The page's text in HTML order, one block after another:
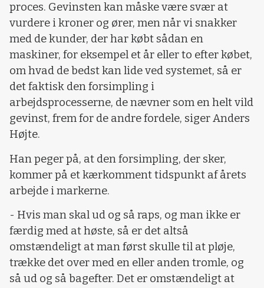
proces. Gevinsten kan måske være svær at
vurdere i kroner og ører, men når vi snakker
med de kunder, der har købt sådan en
maskiner, for eksempel et år eller to efter købet,
om hvad de bedst kan lide ved systemet, så er
det faktisk den forsimpling i
arbejdsprocesserne, de nævner som en helt vild
gevinst, frem for de andre fordele, siger Anders
Højte.
Han peger på, at den forsimpling, der sker,
kommer på et kærkomment tidspunkt af årets
arbejde i markerne.
- Hvis man skal ud og så raps, og man ikke er
færdig med at høste, så er det altså
omstændeligt at man først skulle til at pløje,
trække det over med en eller anden tromle, og
så ud og så bagefter. Det er omstændeligt at